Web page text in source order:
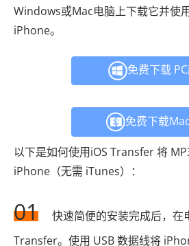
Windows或Mac电脑上下载它并使
iPhone。
免费下载
免费下载
以下是如何使用iOS Transfer 将
iPhone（无需 iTunes）：
01
快速简便的安装完成后，在
Transfer。使用 USB 数据线将